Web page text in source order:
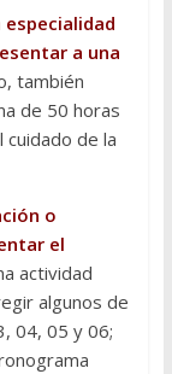
a una
también
de 50 horas
cuidado de la
o
el
actividad
algunos de
04, 05 y 06;